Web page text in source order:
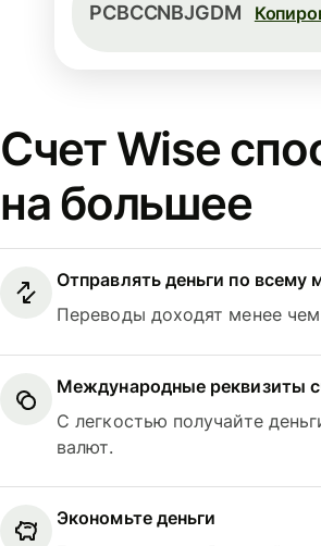
PCBCCNBJGDM
Счет Wise
на большее
Отправлять деньги по всему
Переводы доходят менее
Международные реквизиты
С легкостью получайте
валют.
Экономьте деньги